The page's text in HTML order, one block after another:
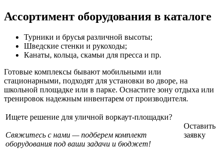
Ассортимент оборудования в каталоге
Турники и брусья различной высоты;
Шведские стенки и рукоходы;
Канаты, кольца, скамьи для пресса и пр.
Готовые комплексы бывают мобильными или
стационарными, подходят для установки во дворе, на
школьной площадке или в парке. Оснастите зону отдыха или
тренировок надежным инвентарем от производителя.
Ищете решение для уличной воркаут-площадки?
Свяжитесь с нами — подберем комплект
оборудования под ваши задачи и бюджет!
Оставить
заявку